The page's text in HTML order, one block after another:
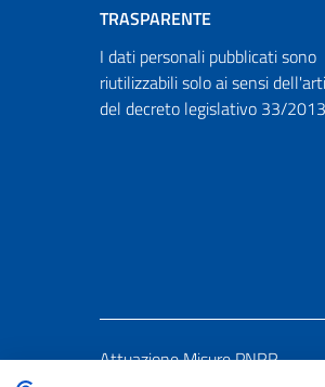
TRASPARENTE
I dati personali pubblicati sono
riutilizzabili solo ai sensi
del decreto legislativo 33/2013
Attuazione Misure PNRR